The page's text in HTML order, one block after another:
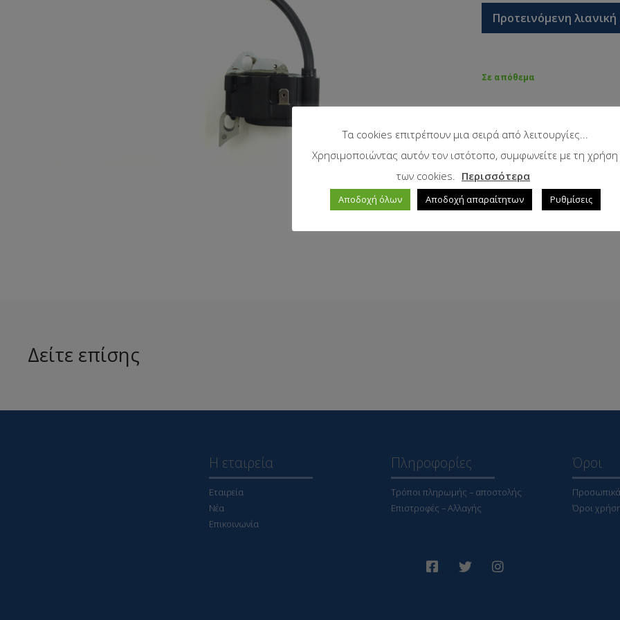
Προτεινόμενη λιανική
Σε απόθεμα
Δείτε επίσης
Η εταιρεία
Εταιρεία
Νέα
Επικοινωνία
Πληροφορίες
Τρόποι πληρωμής – αποστολής
Επιστροφές – Αλλαγής
Όροι
Όροι
Τα cookies επιτρέπουν μια σειρά από λειτουργίες...
Χρησιμοποιώντας αυτόν τον ιστότοπο, συμφωνείτε με τη χρήση
των cookies. Περισσότερα
Αποδοχή όλων Αποδοχή απαραίτητων Ρυθμίσεις